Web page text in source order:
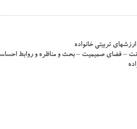
تربیتی خانواده
– فضای صمیمیت – بحث و مناظره و روابط